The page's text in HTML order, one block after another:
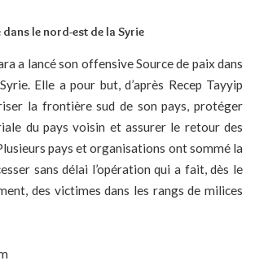
le nord-est de la Syrie
a lancé son offensive Source de paix dans
Elle a pour but, d’après Recep Tayyip
la frontière sud de son pays, protéger
du pays voisin et assurer le retour des
pays et organisations ont sommé la
sans délai l’opération qui a fait, dès le
des victimes dans les rangs de milices